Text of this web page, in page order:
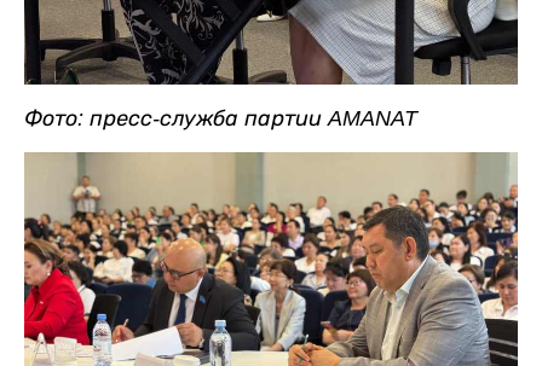
Фото: пресс-служба партии AMANAT